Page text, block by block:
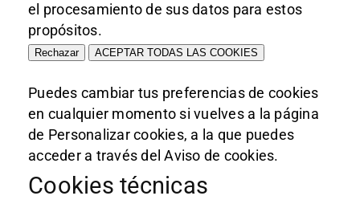
el procesamiento de sus datos para estos
propósitos.
Rechazar ACEPTAR TODAS LAS COOKIES
Puedes cambiar tus preferencias de cookies
en cualquier momento si vuelves a la página
de Personalizar cookies, a la que puedes
acceder a través del Aviso de cookies.
Cookies técnicas